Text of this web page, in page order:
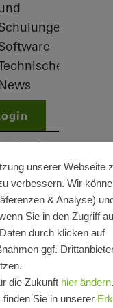
als
unserer Webseite
verbessern. Wir
& Analyse)
Sie in den Zugriff
durch klicken auf
ggf.
die Zukunft hier ändern.
Sie in unserer